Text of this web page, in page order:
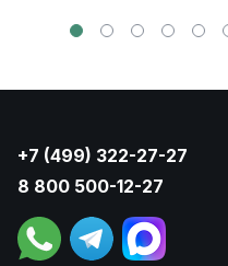
+7 (499) 322-27-27
8 800 500-12-27